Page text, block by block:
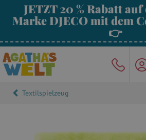
JETZT 20 % Rabatt
Marke DJECO mit dem
👉
Textilspielzeug